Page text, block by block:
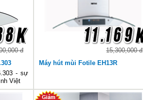
đ
- sự
Việt
15,300,000 đ
Máy hút mùi Fotile EH13R